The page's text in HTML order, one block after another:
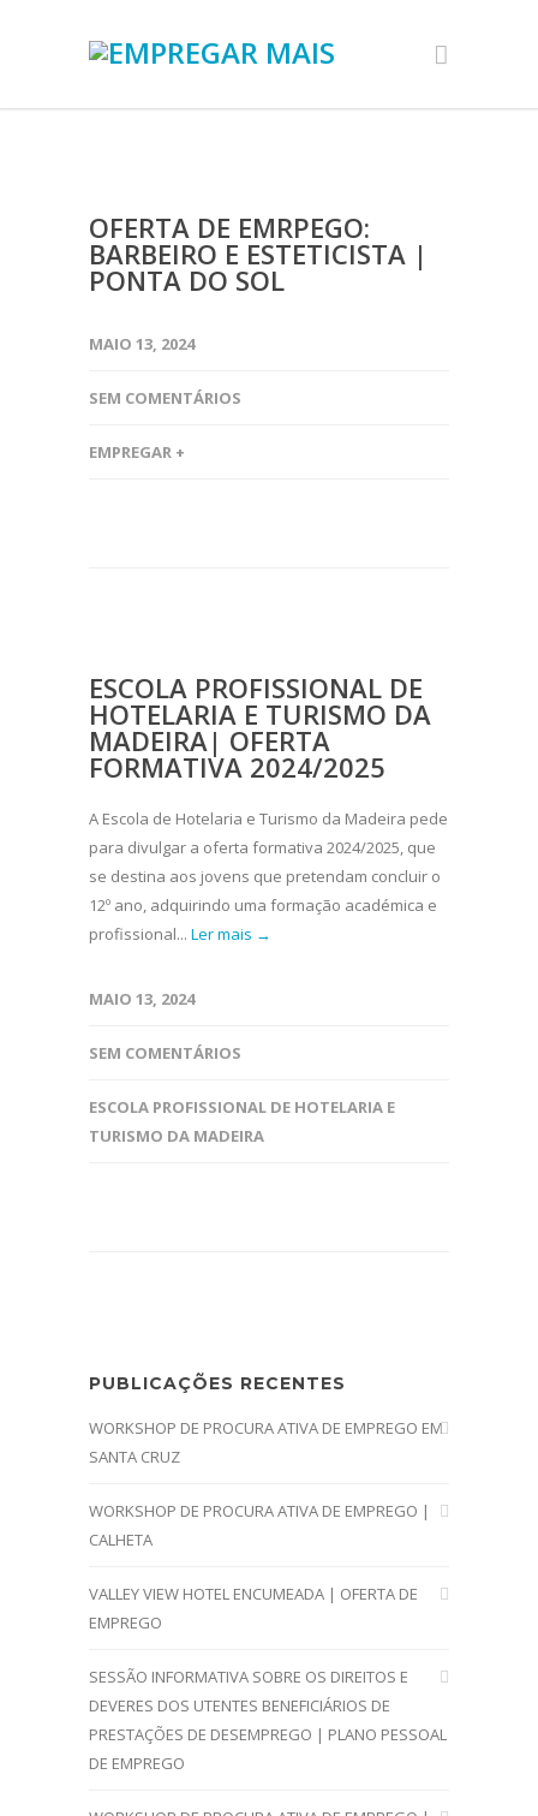
OFERTA DE EMRPEGO:
BARBEIRO E ESTETICISTA |
PONTA DO SOL
MAIO 13, 2024
SEM COMENTÁRIOS
EMPREGAR +
ESCOLA PROFISSIONAL DE
HOTELARIA E TURISMO DA
MADEIRA| OFERTA
FORMATIVA 2024/2025
A Escola de Hotelaria e Turismo da Madeira pede
para divulgar a oferta formativa 2024/2025, que
se destina aos jovens que pretendam concluir o
12º ano, adquirindo uma formação académica e
profissional... Ler mais →
MAIO 13, 2024
SEM COMENTÁRIOS
ESCOLA PROFISSIONAL DE HOTELARIA E
TURISMO DA MADEIRA
PUBLICAÇÕES RECENTES
WORKSHOP DE PROCURA ATIVA DE EMPREGO EM
SANTA CRUZ
WORKSHOP DE PROCURA ATIVA DE EMPREGO |
CALHETA
VALLEY VIEW HOTEL ENCUMEADA | OFERTA DE
EMPREGO
SESSÃO INFORMATIVA SOBRE OS DIREITOS E
DEVERES DOS UTENTES BENEFICIÁRIOS DE
PRESTAÇÕES DE DESEMPREGO | PLANO PESSOAL
DE EMPREGO